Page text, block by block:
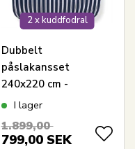
2 x kuddfodral
Dubbelt
påslakansset
240x220 cm -
Bomullssatin - Blått
I lager
1.899,00
799,00 SEK